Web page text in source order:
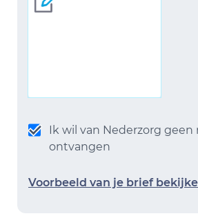
Ik wil van Nederzorg geen
ontvangen
Voorbeeld van je brief